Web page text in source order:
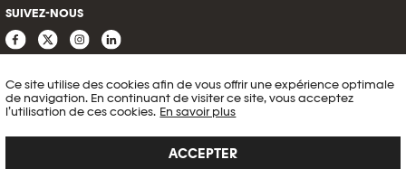
Ce site utilise des cookies afin de vous offrir une expérience optimale
de navigation. En continuant de visiter ce site, vous acceptez
l’utilisation de ces cookies. En savoir plus
ACCEPTER
SUIVEZ-NOUS